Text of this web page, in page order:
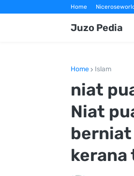
Home
Juzo Pedia
Home Islam
niat
Niat
berniat
kerana